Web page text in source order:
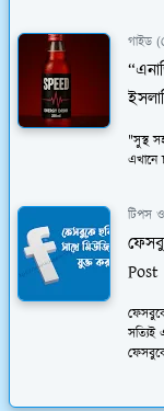
গাইড
"সুস্থ
এখানে
টিপস